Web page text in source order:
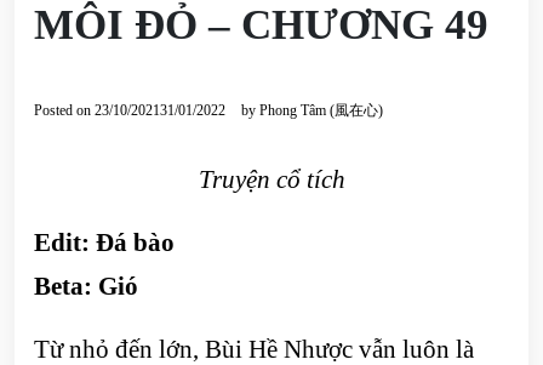
MÔI ĐỎ – CHƯƠNG 49
Posted on 23/10/202131/01/2022 by Phong Tâm (風在心)
Truyện cổ tích
Edit: Đá bào
Beta: Gió
Từ nhỏ đến lớn, Bùi Hề Nhược vẫn luôn là